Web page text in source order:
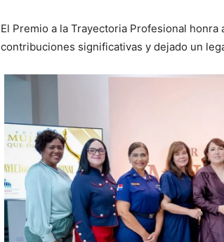
El Premio a la Trayectoria Profesional
contribuciones significativas y dejado un